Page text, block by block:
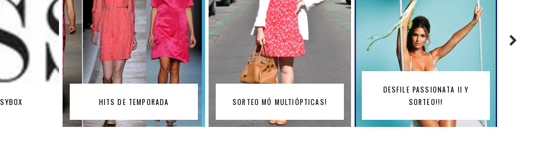
SORTEO MÓ MULTIÓPTICAS!
SORTEO!!!
CONSIGUE TU LOOK
BROWNIE!! SORTEO!